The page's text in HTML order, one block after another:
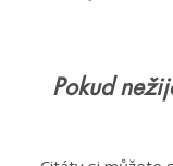
Pokud